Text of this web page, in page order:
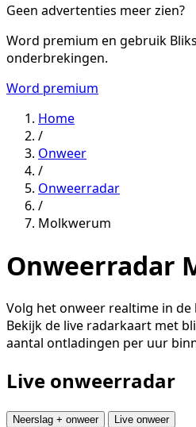
Geen advertenties meer zien?
Word premium en gebruik
onderbrekingen.
Word premium
Home
/
Onweer
/
Onweerradar
/
Molkwerum
Onweerradar
Volg het onweer realtime in
Bekijk de live radarkaart met
aantal ontladingen per uur
Live onweerradar
Neerslag + onweer Live onweer